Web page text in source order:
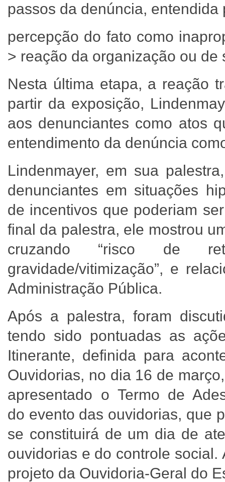
passos da denúncia,
percepção do fato como
> reação da organização ou
Nesta última etapa, a reação
partir da exposição,
aos denunciantes como atos
entendimento da denúncia
Lindenmayer, em sua
denunciantes em situações
de incentivos que poderiam
final da palestra, ele mostrou
cruzando “risco de
gravidade/vitimização”, e
Administração Pública.
Após a palestra, foram
tendo sido pontuadas as
Itinerante, definida para
Ouvidorias, no dia 16 de
apresentado o Termo de
do evento das ouvidorias, que
se constituirá de um dia de
ouvidorias e do controle
projeto da Ouvidoria-Geral do